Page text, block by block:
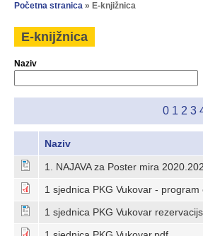
Početna stranica » E-knjižnica
E-knijžnica
Naziv
0 1 2 3
Naziv
1. NAJAVA za Poster mira
1 sjednica PKG Vukovar -
1 sjednica PKG Vukovar